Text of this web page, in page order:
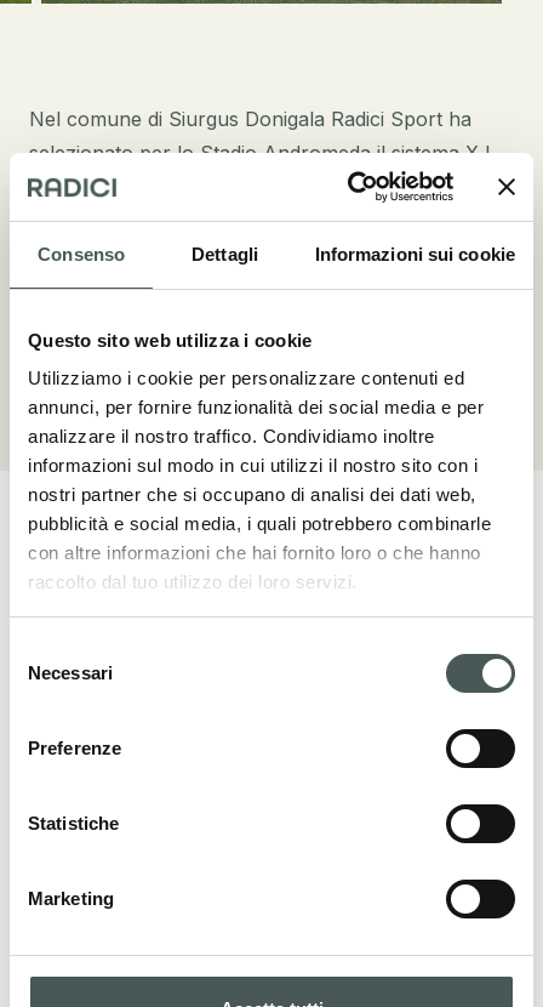
Consenso Dettagli Informazioni sui cookie
Questo sito web utilizza i cookie
Utilizziamo i cookie per personalizzare contenuti ed
annunci, per fornire funzionalità dei social media e per
analizzare il nostro traffico. Condividiamo inoltre
informazioni sul modo in cui utilizzi il nostro sito con i
nostri partner che si occupano di analisi dei dati web,
pubblicità e social media, i quali potrebbero combinarle
con altre informazioni che hai fornito loro o che hanno
raccolto dal tuo utilizzo dei loro servizi.
delNecessari
Preferenze
Statistiche
Marketing
Nel comune di Siurgus Donigala Radici Sport ha
selezionato per lo Stadio Andromeda il sistema XJ
Performance 62 – RETURF, una scelta in perfetta
armonia con l’ambiente incontaminato della
Sardegna, considerata un’oasi verde. Il campo 100%
riciclabile riflette l’etica ambientale dell’isola,
nel mondo dello sport.
Mettiti in contatto
Contattaci adesso per ulteriori dettagli sui
iniziare una collaborazione. Il nostro team
assistenza in tutte le fasi del tuo progetto.